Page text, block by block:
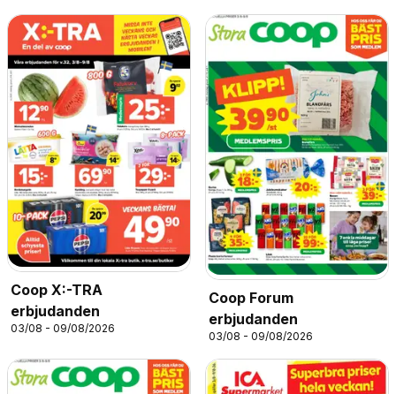
Coop X:-TRA
erbjudanden
03/08 - 09/08/2026
Coop Forum
erbjudanden
03/08 - 09/08/2026